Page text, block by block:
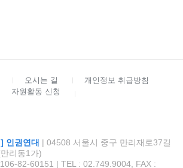
오시는 길
개인정보 취급방침
자원활동 신청
인권연대 | 04508 서울시 중구 만리재로37길
리동1가)
82-60151 | TEL : 02.749.9004, FAX :